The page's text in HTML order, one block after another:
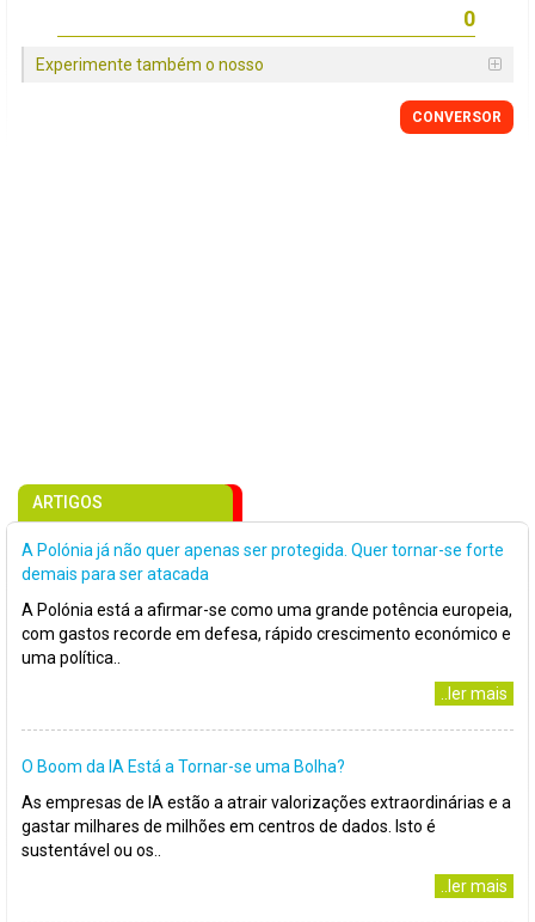
Experimente também o nosso
CONVERSOR
ARTIGOS
A Polónia já não quer apenas ser protegida. Quer tornar-se forte
demais para ser atacada
A Polónia está a afirmar-se como uma grande potência europeia,
com gastos recorde em defesa, rápido crescimento económico e
uma política..
..ler mais
O Boom da IA Está a Tornar-se uma Bolha?
As empresas de IA estão a atrair valorizações extraordinárias e a
gastar milhares de milhões em centros de dados. Isto é
sustentável ou os..
..ler mais